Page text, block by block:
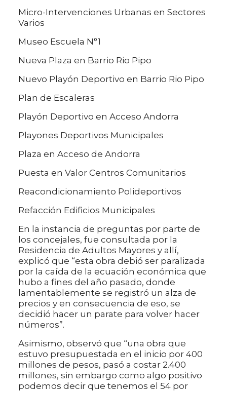
Micro-Intervenciones Urbanas en Sectores
Varios
Museo Escuela N°1
Nueva Plaza en Barrio Rio Pipo
Nuevo Playón Deportivo en Barrio Rio Pipo
Plan de Escaleras
Playón Deportivo en Acceso Andorra
Playones Deportivos Municipales
Plaza en Acceso de Andorra
Puesta en Valor Centros Comunitarios
Reacondicionamiento Polideportivos
Refacción Edificios Municipales
En la instancia de preguntas por parte de
los concejales, fue consultada por la
Residencia de Adultos Mayores y allí,
explicó que “esta obra debió ser paralizada
por la caída de la ecuación económica que
hubo a fines del año pasado, donde
lamentablemente se registró un alza de
precios y en consecuencia de eso, se
decidió hacer un parate para volver hacer
números”.
Asimismo, observó que “una obra que
estuvo presupuestada en el inicio por 400
millones de pesos, pasó a costar 2.400
millones, sin embargo como algo positivo
podemos decir que tenemos el 54 por